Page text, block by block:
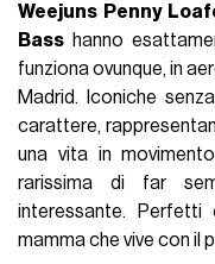
Weejuns Penny
Bass hanno
funziona ovunque, in
Madrid. Iconiche
carattere,
una vita in
rarissima di far
interessante. Perfetti
mamma che vive con il